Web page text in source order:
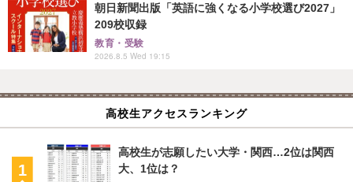
朝日新聞出版「英語に強くなる小学校選び2027」
209校収録
教育・受験
2026.8.5 Wed 19:15
高校生アクセスランキング
高校生が志願したい大学・関西…2位は関西
大、1位は？